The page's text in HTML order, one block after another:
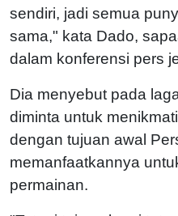
sendiri, jadi semua
sama," kata Dado,
dalam konferensi pers
Dia menyebut pada
diminta untuk
dengan tujuan awal
memanfaatkannya
permainan.